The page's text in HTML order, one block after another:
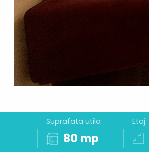
Suprafata utila
80 mp
Etaj